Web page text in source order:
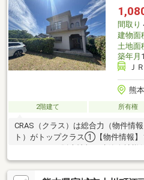
や住宅ローン控除のご案内やご相
フターサポートお引渡し後のメンテ
的な売却・賃貸等の運用サポート！
間取り
建物面
土地面
築年月
Ｊ
熊
2階建て 所有権
CRAS（クラス）は総合力（物件情
ト）がトップクラス①【物件情報
会社の新着・未公開物件情報②【
様の比較や住宅ローンの審査のコ